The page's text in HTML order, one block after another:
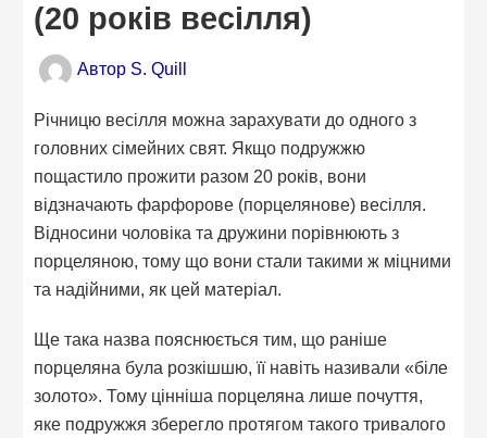
(20 років весілля)
Автор S. Quill
Річницю весілля можна зарахувати до одного з
головних сімейних свят. Якщо подружжю
пощастило прожити разом 20 років, вони
відзначають фарфорове (порцелянове) весілля.
Відносини чоловіка та дружини порівнюють з
порцеляною, тому що вони стали такими ж міцними
та надійними, як цей матеріал.
Ще така назва пояснюється тим, що раніше
порцеляна була розкішшю, її навіть називали «біле
золото». Тому цінніша порцеляна лише почуття,
яке подружжя зберегло протягом такого тривалого